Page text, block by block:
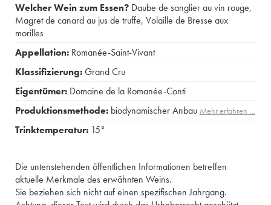
Welcher Wein zum Essen? Daube de sanglier au vin rouge,
Magret de canard au jus de truffe, Volaille de Bresse aux
morilles
Appellation: Romanée-Saint-Vivant
Klassifizierung:Grand Cru
Eigentümer: Domaine de la Romanée-Conti
Produktionsmethode: biodynamischer Anbau Mehr erfahren …
Trinktemperatur: 15°
Die untenstehenden öffentlichen Informationen betreffen
aktuelle Merkmale des erwähnten Weins.
Sie beziehen sich nicht auf einen spezifischen Jahrgang.